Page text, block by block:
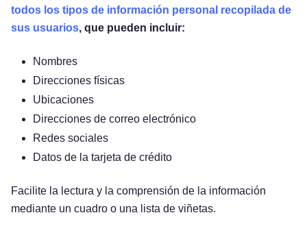
todos los tipos de información personal recopilada de
sus usuarios, que pueden incluir:
Nombres
Direcciones físicas
Ubicaciones
Direcciones de correo electrónico
Redes sociales
Datos de la tarjeta de crédito
Facilite la lectura y la comprensión de la información
mediante un cuadro o una lista de viñetas.